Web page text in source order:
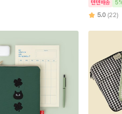
텐텐배송
5.0 (22)